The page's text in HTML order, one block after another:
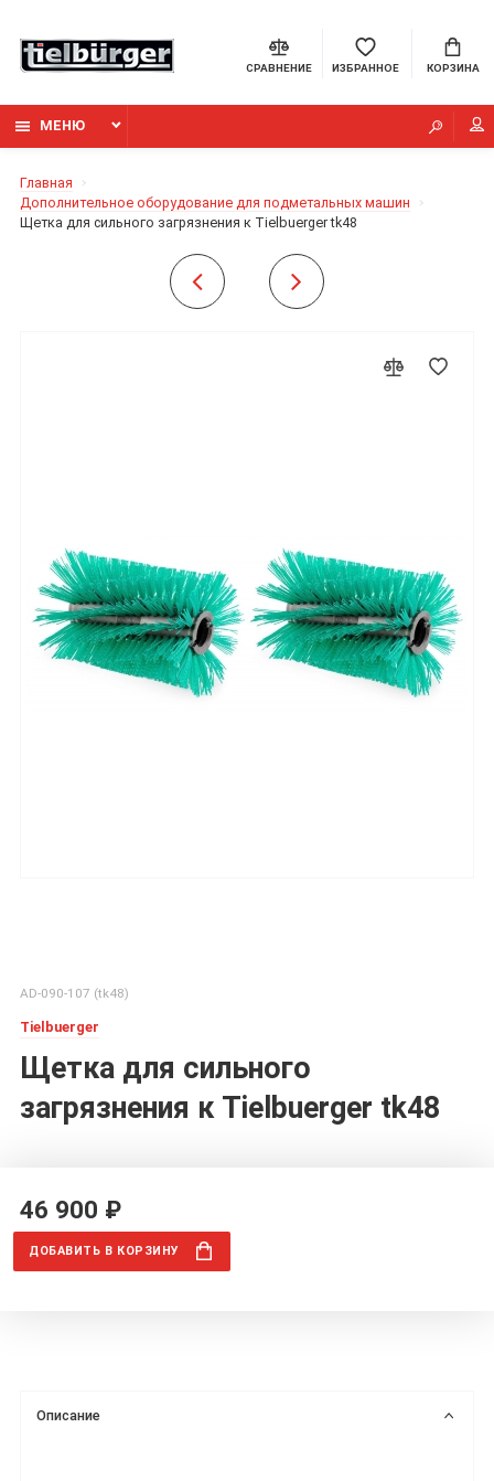
СРАВНЕНИЕ ИЗБРАННОЕ КОРЗИНА
МЕНЮ
Главная
Дополнительное оборудование для подметальных машин
Щетка для сильного загрязнения к Tielbuerger tk48
AD-090-107 (tk48)
Tielbuerger
Щетка для сильного
загрязнения к Tielbuerger tk48
46 900 ₽
ДОБАВИТЬ В КОРЗИНУ
Описание